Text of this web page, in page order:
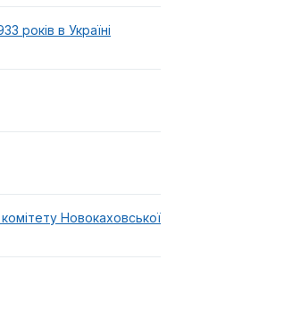
років в Україні
Новокаховської